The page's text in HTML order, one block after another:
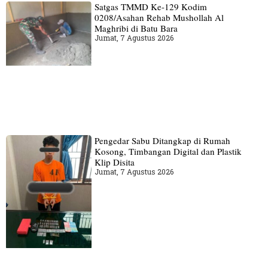
Satgas TMMD Ke-129 Kodim
0208/Asahan Rehab Mushollah Al
Maghribi di Batu Bara
Jumat, 7 Agustus 2026
Pengedar Sabu Ditangkap di Rumah
Kosong, Timbangan Digital dan Plastik
Klip Disita
Jumat, 7 Agustus 2026